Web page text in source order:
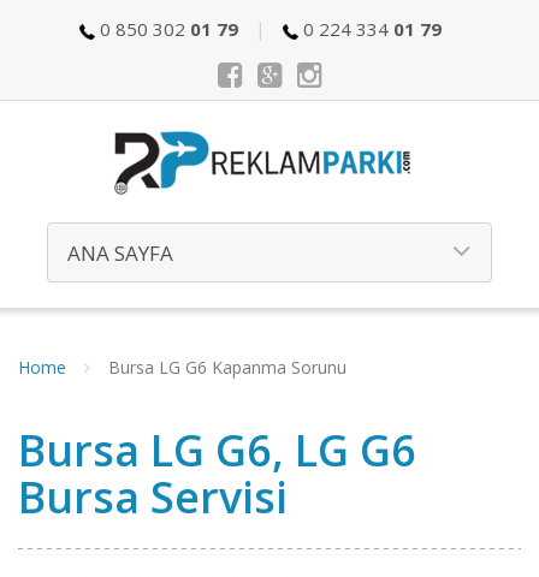
0 850 302 01 79 0 224 334 01 79
Home Bursa LG G6 Kapanma Sorunu
Bursa LG G6, LG G6
Bursa Servisi